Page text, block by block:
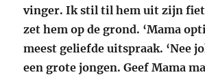
vinger. Ik stil til hem uit zijn
zet hem op de grond. ‘Mama
meest geliefde uitspraak. ‘Nee
een grote jongen. Geef Mama